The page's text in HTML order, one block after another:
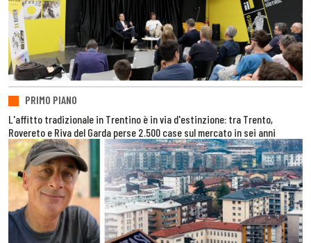
PRIMO PIANO
L'affitto tradizionale in Trentino è in via d'estinzione: tra Trento,
Rovereto e Riva del Garda perse 2.500 case sul mercato in sei anni